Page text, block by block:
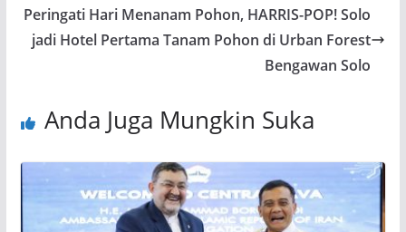
Peringati Hari Menanam Pohon, HARRIS-POP! Solo
jadi Hotel Pertama Tanam Pohon di Urban Forest
Bengawan Solo
Anda Juga Mungkin Suka